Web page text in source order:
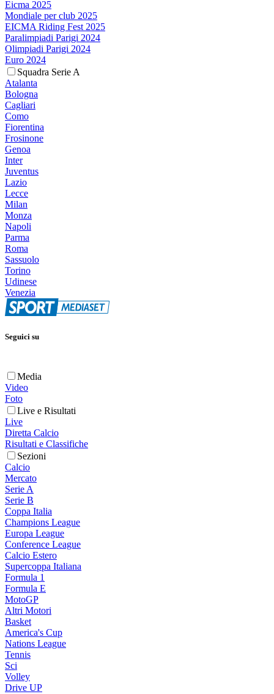
Eicma 2025
Mondiale per club 2025
EICMA Riding Fest 2025
Paralimpiadi Parigi 2024
Olimpiadi Parigi 2024
Euro 2024
Squadra Serie A
Atalanta
Bologna
Cagliari
Como
Fiorentina
Frosinone
Genoa
Inter
Juventus
Lazio
Lecce
Milan
Monza
Napoli
Parma
Roma
Sassuolo
Torino
Udinese
Venezia
Seguici su
Media
Video
Foto
Live e Risultati
Live
Diretta Calcio
Risultati e Classifiche
Sezioni
Calcio
Mercato
Serie A
Serie B
Coppa Italia
Champions League
Europa League
Conference League
Calcio Estero
Supercoppa Italiana
Formula 1
Formula E
MotoGP
Altri Motori
Basket
America's Cup
Nations League
Tennis
Sci
Volley
Drive UP